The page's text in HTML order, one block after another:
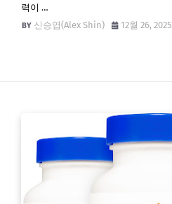
력이 …
신승엽(Alex Shin)
12월 26, 2025